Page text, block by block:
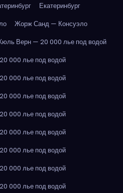
Екатеринбург
Жорж Санд — Консуэло
Верн — 20 000 лье под водой
000 лье под водой
000 лье под водой
000 лье под водой
000 лье под водой
000 лье под водой
000 лье под водой
000 лье под водой
000 лье под водой